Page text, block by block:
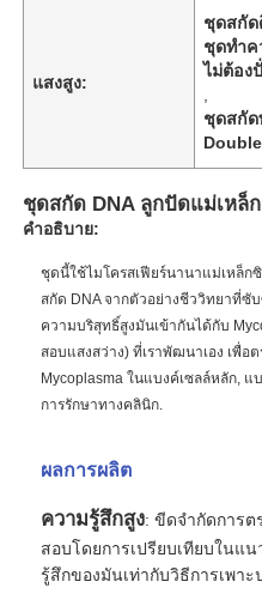
แสงสูง:
ชุดสกัด
ชุดทำค
ไม่ต้อง
ชุดสกัด
ชุดสกัด DNA ลูกปัดแม่เหล็
คำอธิบาย:
ชุดนี้ใช้ไมโครสเฟียร์นานาแม่เหล็ก
สกัด DNA จากตัวอย่างชีววิทยาที่ซั
ความบริสุทธิ์สูงมันเข้ากันได้กับ
สอบแสงสว่าง) ที่เราพัฒนาเอง เพื่
Mycoplasma ในแบงค์เซลล์หลัก, แ
การรักษาทางคลินิก.
ผลการผลิต
ความรู้สึกสูง: ขีดจํากัดการต
สอบโดยการเปรียบเทียบในแ
รู้สึกของมันเท่ากับวิธีการเพาะ